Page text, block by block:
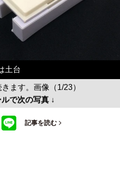
土台
ます。画像（1/23）
で次の写真 ↓
記事を読む